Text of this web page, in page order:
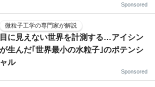
Sponsored
微粒子工学の専門家が解説
目に見えない世界を計測する…アイシン
が生んだ｢世界最小の水粒子｣のポテンシ
ャル
Sponsored